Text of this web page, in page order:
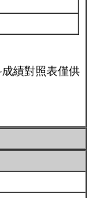
績對照表僅供